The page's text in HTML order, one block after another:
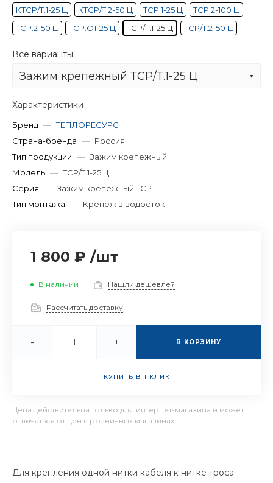
КТСР/Т.1-25 Ц
КТСР/Т.2-50 Ц ТСР.1-25 Ц
ТСР.2-100 Ц
ТСР.2-50 Ц
ТСР.О1-25 Ц ТСР/Т.1-25 Ц ТСР/Т.2-50 Ц
Все варианты:
Зажим крепежный ТСР/Т.1-25 Ц
Характеристики
Бренд — ТЕПЛОРЕСУРС
Страна-бренда — Россия
Тип продукции — Зажим крепежный
Модель — ТСР/Т.1-25 Ц
Серия — Зажим крепежный ТСР
Тип монтажа — Крепеж в водосток
1 800 ₽ /шт
В наличии Нашли дешевле?
Рассчитать доставку
- + В КОРЗИНУ
КУПИТЬ В 1 КЛИК
Цена действительна только для интернет-магазина и может
отличаться от цен в розничных магазинах
Для крепления одной нитки кабеля к нитке троса.